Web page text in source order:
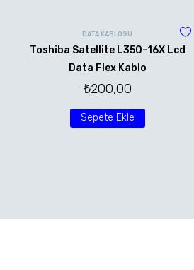
DATA KABLOSU
Toshiba Satellite L350-16X Lcd
Data Flex Kablo
₺200,00
Sepete Ekle